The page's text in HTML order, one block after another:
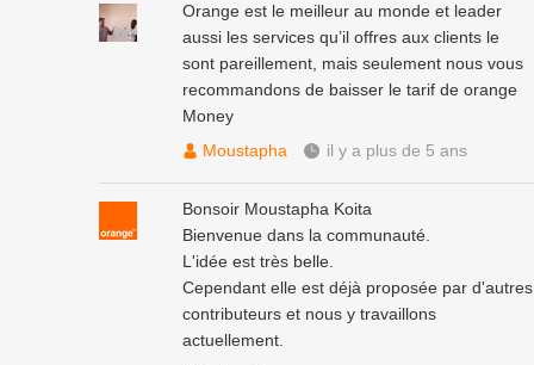
Orange est le meilleur au monde et leader
aussi les services qu’il offres aux clients le
sont pareillement, mais seulement nous vous
recommandons de baisser le tarif de orange
Money
Moustapha
il y a plus de 5 ans
Bonsoir Moustapha Koita
Bienvenue dans la communauté.
L'idée est très belle.
Cependant elle est déjà proposée par d'autres
contributeurs et nous y travaillons
actuellement.